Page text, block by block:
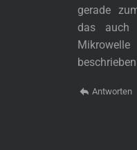
gerade
das auch
Antworten